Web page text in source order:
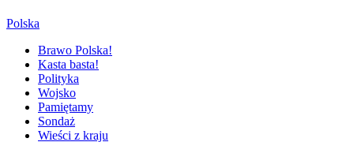
Polska
Brawo Polska!
Kasta basta!
Polityka
Wojsko
Pamiętamy
Sondaż
Wieści z kraju